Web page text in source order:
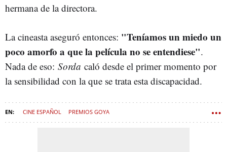
hermana de la directora.
La cineasta aseguró entonces: "Teníamos un miedo un
poco amorfo a que la película no se entendiese".
Nada de eso: Sorda caló desde el primer momento por
la sensibilidad con la que se trata esta discapacidad.
CINE ESPAÑOL PREMIOS GOYA